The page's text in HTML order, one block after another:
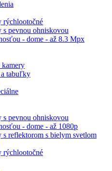
rýchlootočné
s pevnou ohniskovou
- dome - až 8.3 Mpx
kamery
a tabuľky
s pevnou ohniskovou
- dome - až 1080p
s reflektorom s bielym svetlom
rýchlootočné